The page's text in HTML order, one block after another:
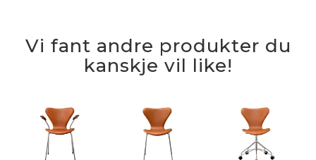
Vi fant andre produkter du
kanskje vil like!